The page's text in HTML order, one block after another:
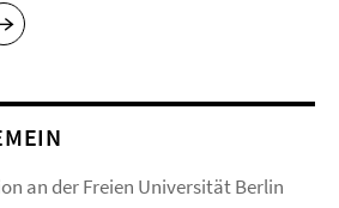
an der Freien Universität Berlin